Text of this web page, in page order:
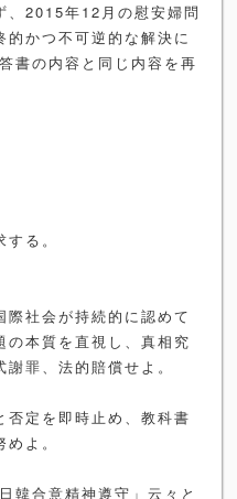
、2015年12月の慰安婦問
かつ不可逆的な解決に
書の内容と同じ内容を再
する。
社会が持続的に認めて
本質を直視し、真相究
罪、法的賠償せよ。
定を即時止め、教科書
めよ。
韓合意精神遵守」云々と